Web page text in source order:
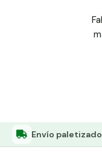
Envío